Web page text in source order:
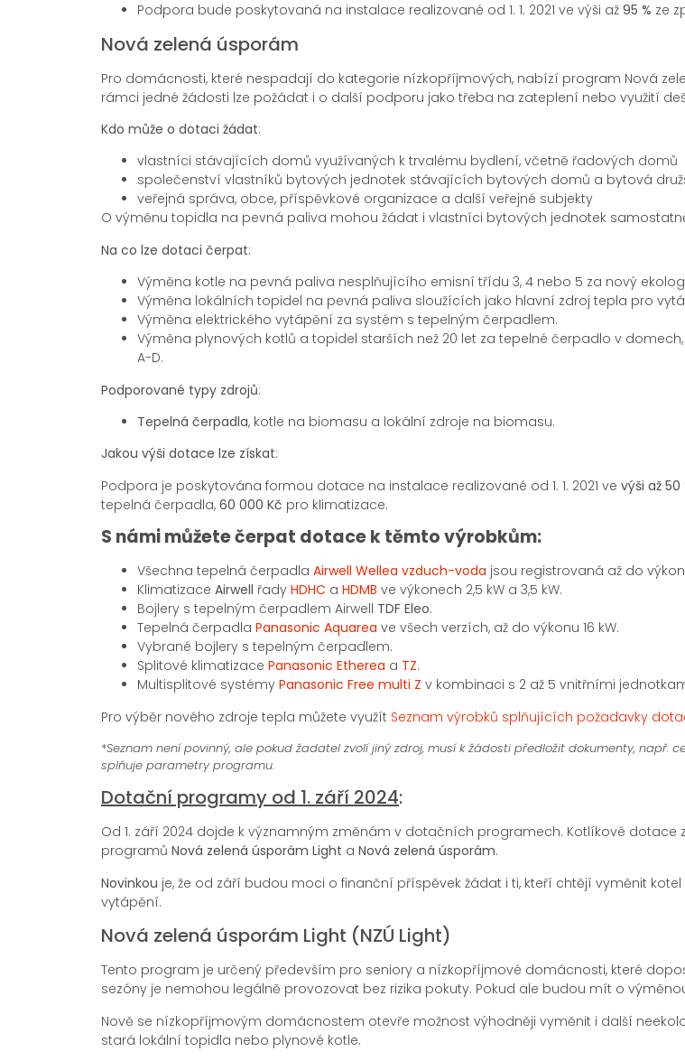
Podpora bude poskytovaná na instalace realizované od 1. 1. 2021 ve výši až 95 % ze
Nová zelená úsporám
Pro domácnosti, které nespadají do kategorie nízkopříjmových, nabízí program Nová
rámci jedné žádosti lze požádat i o další podporu jako třeba na zateplení nebo využití
Kdo může o dotaci žádat:
vlastníci stávajících domů využívaných k trvalému bydlení, včetně řadových domů
společenství vlastníků bytových jednotek stávajících bytových domů a bytová
veřejná správa, obce, příspěvkové organizace a další veřejné subjekty
O výměnu topidla na pevná paliva mohou žádat i vlastníci bytových jednotek
Na co lze dotaci čerpat:
Výměna kotle na pevná paliva nesplňujícího emisní třídu 3, 4 nebo 5 za nový
Výměna lokálních topidel na pevná paliva sloužících jako hlavní zdroj tepla pro
Výměna elektrického vytápění za systém s tepelným čerpadlem.
Výměna plynových kotlů a topidel starších než 20 let za tepelné čerpadlo v
A-D.
Podporované typy zdrojů:
Tepelná čerpadla, kotle na biomasu a lokální zdroje na biomasu.
Jakou výši dotace lze získat:
Podpora je poskytována formou dotace na instalace realizované od 1. 1. 2021 ve výši až 50
tepelná čerpadla, 60 000 Kč pro klimatizace.
S námi můžete čerpat dotace k těmto výrobkům:
Všechna tepelná čerpadla Airwell Wellea vzduch-voda jsou registrovaná až do
Klimatizace Airwell řady HDHC a HDMB ve výkonech 2,5 kW a 3,5 kW.
Bojlery s tepelným čerpadlem Airwell TDF Eleo.
Tepelná čerpadla Panasonic Aquarea ve všech verzích, až do výkonu 16 kW.
Vybrané bojlery s tepelným čerpadlem.
Splitové klimatizace Panasonic Etherea a TZ.
Multisplitové systémy Panasonic Free multi Z v kombinaci s 2 až 5 vnitřními
Pro výběr nového zdroje tepla můžete využít Seznam výrobků splňujících požadavky
*Seznam není povinný, ale pokud žadatel zvolí jiný zdroj, musí k žádosti předložit dokumenty,
splňuje parametry programu.
Dotační programy od 1. září 2024:
Od 1. září 2024 dojde k významným změnám v dotačních programech. Kotlíkové
programů Nová zelená úsporám Light a Nová zelená úsporám.
Novinkou je, že od září budou moci o finanční příspěvek žádat i ti, kteří chtějí vyměnit
vytápění.
Nová zelená úsporám Light (NZÚ Light)
Tento program je určený především pro seniory a nízkopříjmové domácnosti, které
sezóny je nemohou legálně provozovat bez rizika pokuty. Pokud ale budou mít o
Nově se nízkopříjmovým domácnostem otevře možnost výhodněji vyměnit i další
stará lokální topidla nebo plynové kotle.